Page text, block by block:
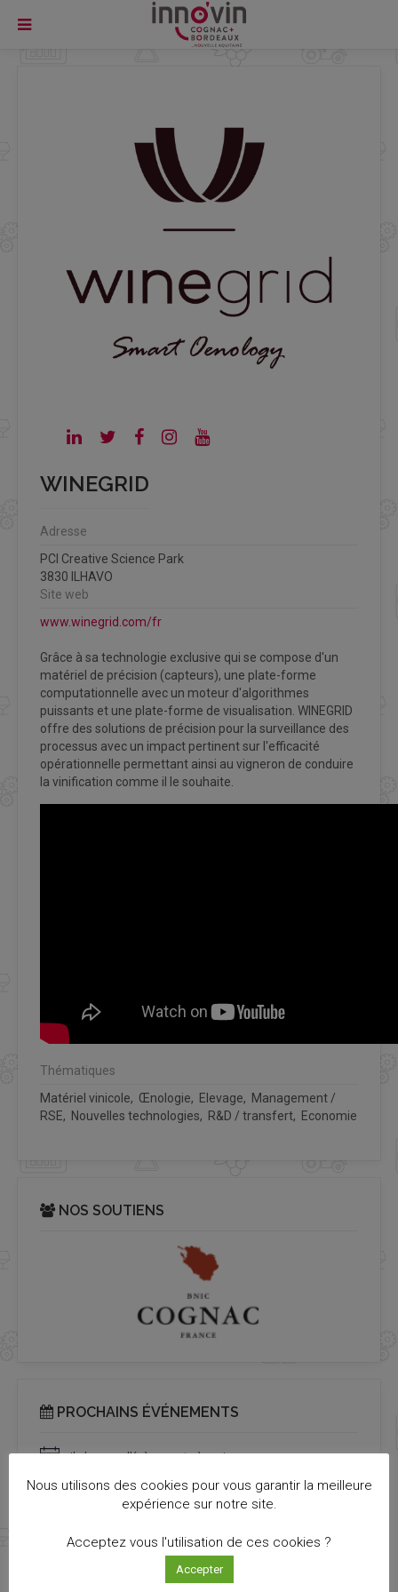
WINEGRID
Adresse
PCI Creative Science Park
3830 ILHAVO
Site web
www.winegrid.com/fr
Grâce à sa technologie exclusive qui se compose d'un
matériel de précision (capteurs), une plate-forme
computationnelle avec un moteur d'algorithmes
puissants et une plate-forme de visualisation. WINEGRID
offre des solutions de précision pour la surveillance des
processus avec un impact pertinent sur l'efficacité
opérationnelle permettant ainsi au vigneron de conduire
la vinification comme il le souhaite.
Thématiques
Matériel vinicole, Œnologie, Elevage, Management /
RSE, Nouvelles technologies, R&D / transfert, Economie
NOS SOUTIENS
PROCHAINS ÉVÉNEMENTS
Il n’y a pas d’évènements à venir.
TOUTES LES ACTUALITÉS
Nous utilisons des cookies pour vous garantir la meilleure
expérience sur notre site.
Acceptez vous l'utilisation de ces cookies ?
Accepter